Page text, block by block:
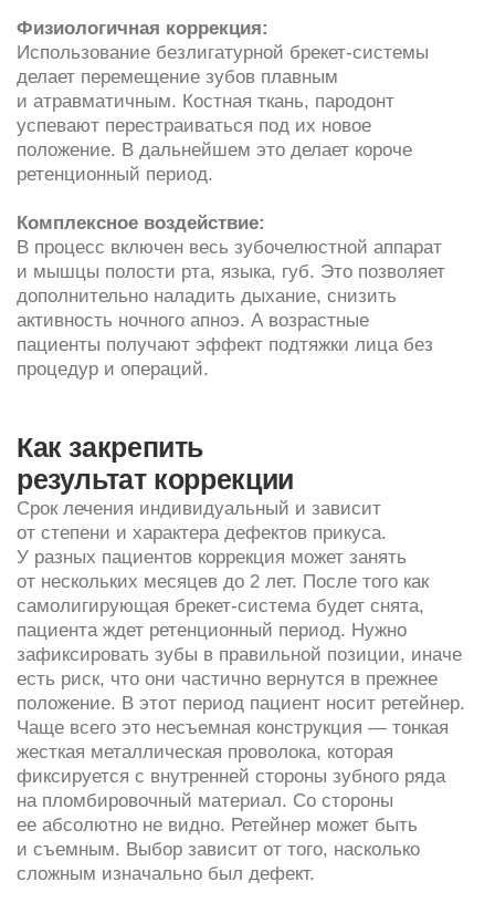
Как закрепить
результат коррекции
Срок лечения индивидуальный и зависит
от степени и характера дефектов прикуса.
У разных пациентов коррекция может занять
от нескольких месяцев до 2 лет. После того как
самолигирующая брекет-система будет снята,
зафиксировать зубы в правильной позиции, иначе
есть риск, что они частично вернутся в прежнее
положение. В этот период пациент носит ретейнер.
Чаще всего это несъемная конструкция — тонкая
жесткая металлическая проволока, которая
фиксируется с внутренней стороны зубного ряда
на пломбировочный материал. Со стороны
ее абсолютно не видно. Ретейнер может быть
и съемным. Выбор зависит от того, насколько
Виды безлигатурных брекетов
Этапы установки
самолигирующих
брекетов в Innovastom